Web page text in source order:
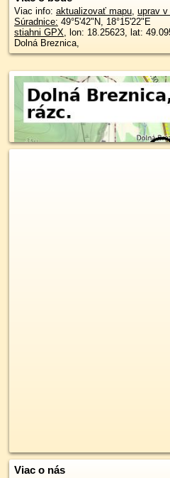
Viac info: aktualizovať mapu, uprav
Súradnice: 49°5'42"N, 18°15'22"E
stiahni GPX, lon: 18.25623, lat:
Dolná Breznica,
Viac o nás